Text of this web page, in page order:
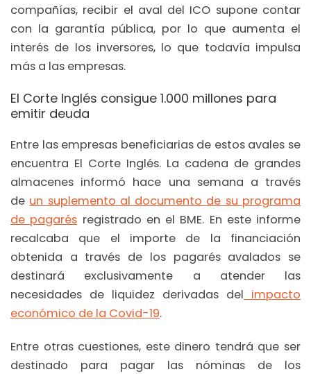
compañías, recibir el aval del ICO supone contar
con la garantía pública, por lo que aumenta el
interés de los inversores, lo que todavía impulsa
más a las empresas.
El Corte Inglés consigue 1.000 millones para
emitir deuda
Entre las empresas beneficiarias de estos avales se
encuentra El Corte Inglés. La cadena de grandes
almacenes informó hace una semana a través
de un suplemento al documento de su programa
de pagarés registrado en el BME. En este informe
recalcaba que el importe de la financiación
obtenida a través de los pagarés avalados se
destinará exclusivamente a atender las
necesidades de liquidez derivadas del impacto
económico de la Covid-19.
Entre otras cuestiones, este dinero tendrá que ser
destinado para pagar las nóminas de los